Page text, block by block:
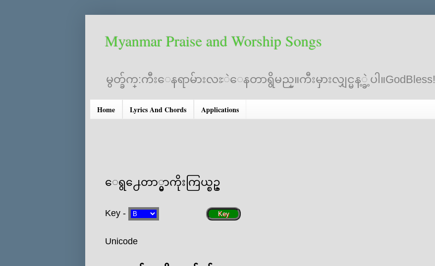
Myanmar Praise and Worship Songs
မွတ္ခ်က္:ကီးေနရာမ်ားလႊဲေနတာရွိမည္။ကီးမှားလျှင္မန့္ခဲ့ပါ။GodBless!
Home Lyrics And Chords Applications
ေရွ႕ေတာ္မွာကိုးကြယ္စဥ္
Key - Key
Unicode